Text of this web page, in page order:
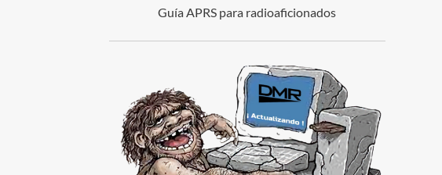
Guía APRS para radioaficionados